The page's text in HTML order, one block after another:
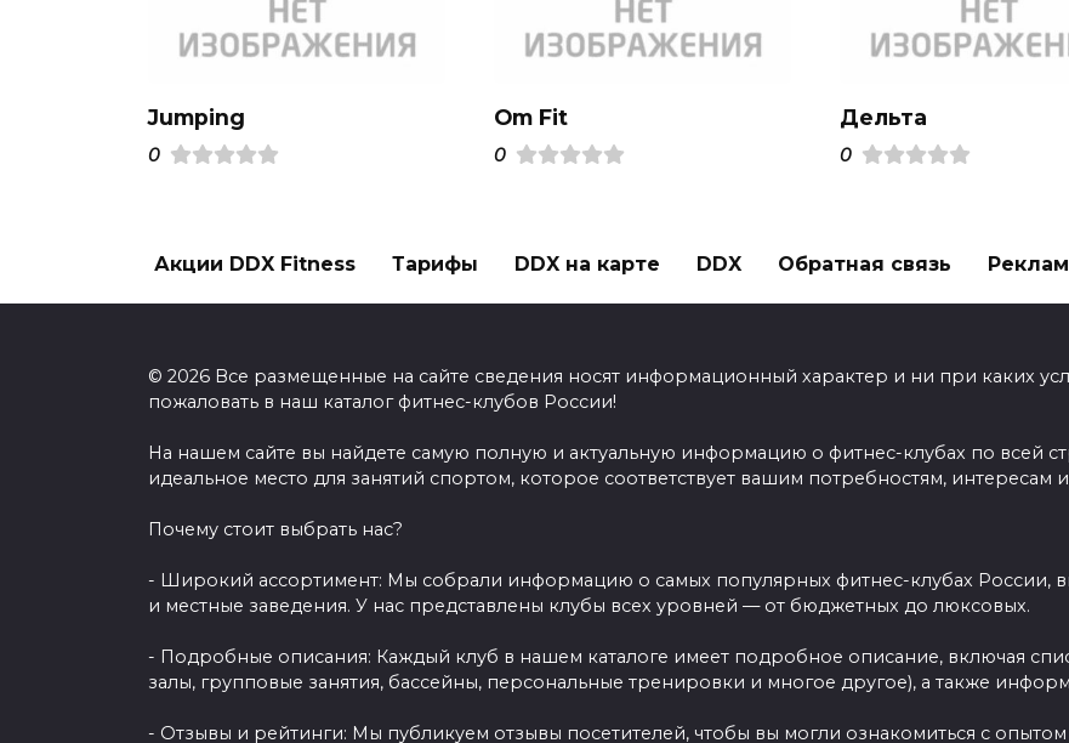
Jumping
0
Om Fit
0
Дельта
0
Акции DDX Fitness Тарифы DDX на карте DDX Обратная связь
© 2026 Все размещенные на сайте сведения носят информационный характер и ни при каких
пожаловать в наш каталог фитнес-клубов России!
На нашем сайте вы найдете самую полную и актуальную информацию о фитнес-клубах по всей
идеальное место для занятий спортом, которое соответствует вашим потребностям, интересам
Почему стоит выбрать нас?
- Широкий ассортимент: Мы собрали информацию о самых популярных фитнес-клубах России,
и местные заведения. У нас представлены клубы всех уровней — от бюджетных до люксовых.
- Подробные описания: Каждый клуб в нашем каталоге имеет подробное описание, включая
залы, групповые занятия, бассейны, персональные тренировки и многое другое), а также
- Отзывы и рейтинги: Мы публикуем отзывы посетителей, чтобы вы могли ознакомиться с